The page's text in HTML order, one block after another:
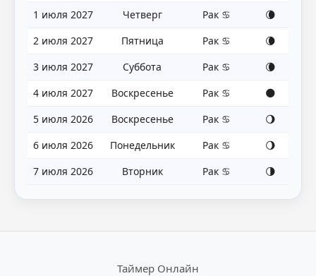
1 июля 2027 Четверг Рак ♋
🌘
2 июля 2027
Пятница Рак ♋
🌘
3 июля 2027
Суббота Рак ♋
🌘
4 июля 2027
Воскресенье Рак ♋
🌑
5 июля 2026
Воскресенье Рак ♋
🌖
6 июля 2026
Понедельник Рак ♋
🌖
7 июля 2026
Вторник Рак ♋ 🌗
Таймер Онлайн